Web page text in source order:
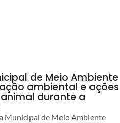
de Meio Ambiente
ambiental e ações
durante a
Municipal de Meio Ambiente